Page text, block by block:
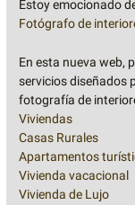
Estoy emocionado
Fotógrafo de
En esta nueva web,
servicios diseñados
fotografía de
Viviendas
Casas Rurales
Apartamentos
Vivienda vacacional
Vivienda de Lujo